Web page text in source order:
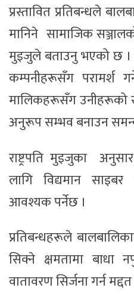
प्रस्तावित प्रतिबन्धले
मानिने सामाजिक
मुइजुले बताउनु भएको छ ।
कम्पनीहरूसँग परामर्श
मालिकहरूसँग उनीहरूको
अनुरूप सम्भव बनाउन
राष्ट्रपति मुइजुका
लागि विद्यमान
आवश्यक पर्नेछ ।
प्रतिबन्धहरूले
सिक्ने क्षमतामा बाधा
वातावरण सिर्जना गर्न